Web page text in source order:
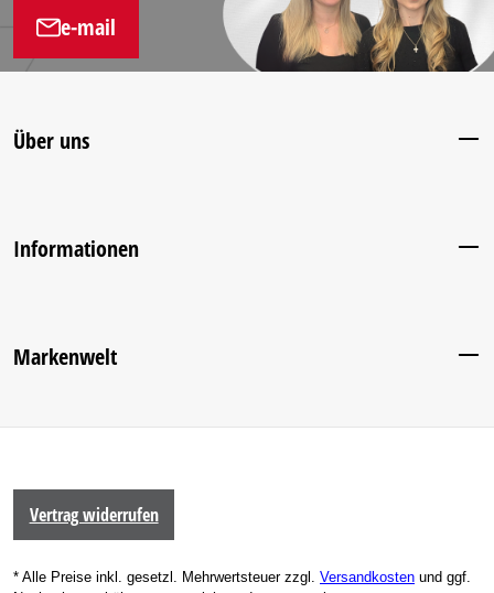
e-mail
Über uns
Informationen
Markenwelt
Vertrag widerrufen
* Alle Preise inkl. gesetzl. Mehrwertsteuer zzgl. Versandkosten und ggf.